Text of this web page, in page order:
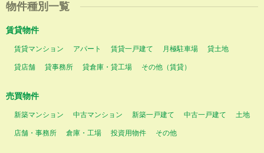
物件種別一覧
賃貸物件
賃貸マンション アパート 賃貸一戸建て 月極駐車場 貸土地
貸店舗 貸事務所 貸倉庫・貸工場 その他（賃貸）
売買物件
新築マンション 中古マンション 新築一戸建て 中古一戸建て 土地
店舗・事務所 倉庫・工場 投資用物件 その他